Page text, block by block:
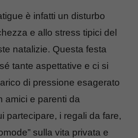
è infatti un disturbo
e allo stress tipici del
natalizie. Questa festa
tante aspettative e ci si
di pressione esagerato
amici e parenti da
partecipare, i regali da fare,
sulla vita privata e